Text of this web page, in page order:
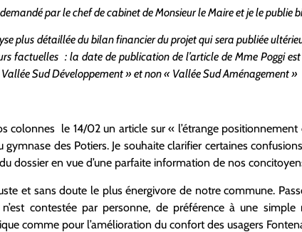
demandé par le chef de cabinet de Monsieur le Maire et je le publie
plus détaillée du bilan financier du projet qui sera publiée
factuelles : la date de publication de l’article de Mme Poggi
Sud Développement » et non « Vallée Sud Aménagement »
colonnes le 14/02 un article sur « l’étrange
des Potiers. Je souhaite clarifier certaines
dossier en vue d’une parfaite information de nos
et sans doute le plus énergivore de notre commune.
contestée par personne, de préférence à une
comme pour l’amélioration du confort des usagers